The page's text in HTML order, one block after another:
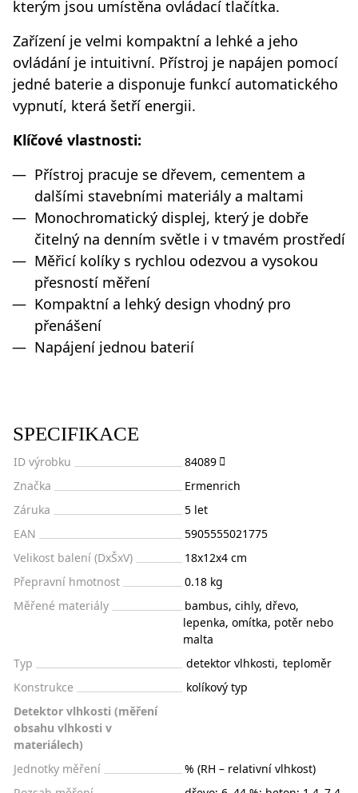
kterým jsou umístěna ovládací tlačítka.
Zařízení je velmi kompaktní a lehké a jeho
ovládání je intuitivní. Přístroj je napájen pomocí
jedné baterie a disponuje funkcí automatického
vypnutí, která šetří energii.
Klíčové vlastnosti:
Přístroj pracuje se dřevem, cementem a
dalšími stavebními materiály a maltami
Monochromatický displej, který je dobře
čitelný na denním světle i v tmavém prostředí
Měřicí kolíky s rychlou odezvou a vysokou
přesností měření
Kompaktní a lehký design vhodný pro
přenášení
Napájení jednou baterií
SPECIFIKACE
ID výrobku
84089
Značka
Ermenrich
Záruka
5 let
EAN
5905555021775
Velikost balení (DxŠxV)
18x12x4 cm
Přepravní hmotnost
0.18 kg
Měřené materiály
bambus, cihly, dřevo,
lepenka, omítka, potěr nebo
malta
Typ
detektor vlhkosti, teploměr
Konstrukce
kolíkový typ
Detektor vlhkosti (měření
obsahu vlhkosti v
materiálech)
Jednotky měření
% (RH – relativní vlhkost)